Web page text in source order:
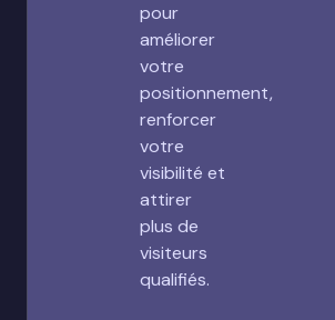
pour
améliorer
votre
positionnement,
renforcer
votre
visibilité et
attirer
plus de
visiteurs
qualifiés.